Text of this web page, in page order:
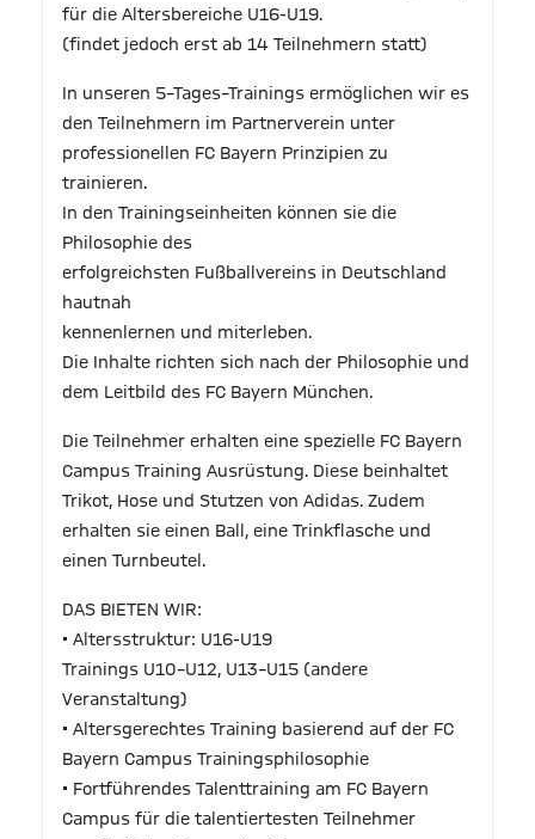
für die Altersbereiche U16-U19.
(findet jedoch erst ab 14 Teilnehmern statt)
In unseren 5–Tages–Trainings ermöglichen wir es
den Teilnehmern im Partnerverein unter
professionellen FC Bayern Prinzipien zu
trainieren.
In den Trainingseinheiten können sie die
Philosophie des
erfolgreichsten Fußballvereins in Deutschland
hautnah
kennenlernen und miterleben.
Die Inhalte richten sich nach der Philosophie und
dem Leitbild des FC Bayern München.
Die Teilnehmer erhalten eine spezielle FC Bayern
Campus Training Ausrüstung. Diese beinhaltet
Trikot, Hose und Stutzen von Adidas. Zudem
erhalten sie einen Ball, eine Trinkflasche und
einen Turnbeutel.
DAS BIETEN WIR:
• Altersstruktur: U16-U19
Trainings U10–U12, U13–U15 (andere
Veranstaltung)
• Altersgerechtes Training basierend auf der FC
Bayern Campus Trainingsphilosophie
• Fortführendes Talenttraining am FC Bayern
Campus für die talentiertesten Teilnehmer